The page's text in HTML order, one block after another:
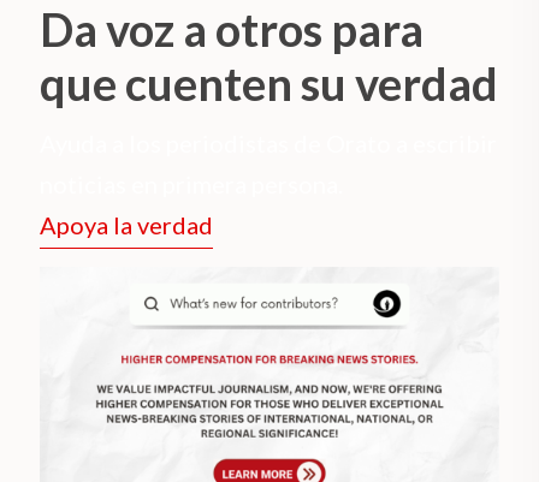
Da voz a otros para
que cuenten su verdad
Apoya la verdad